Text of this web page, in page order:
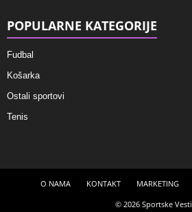
POPULARNE KATEGORIJE
Fudbal
Košarka
Ostali sportovi
Tenis
O NAMA KONTAKT MARKETING
© 2026 Sportske Vesti